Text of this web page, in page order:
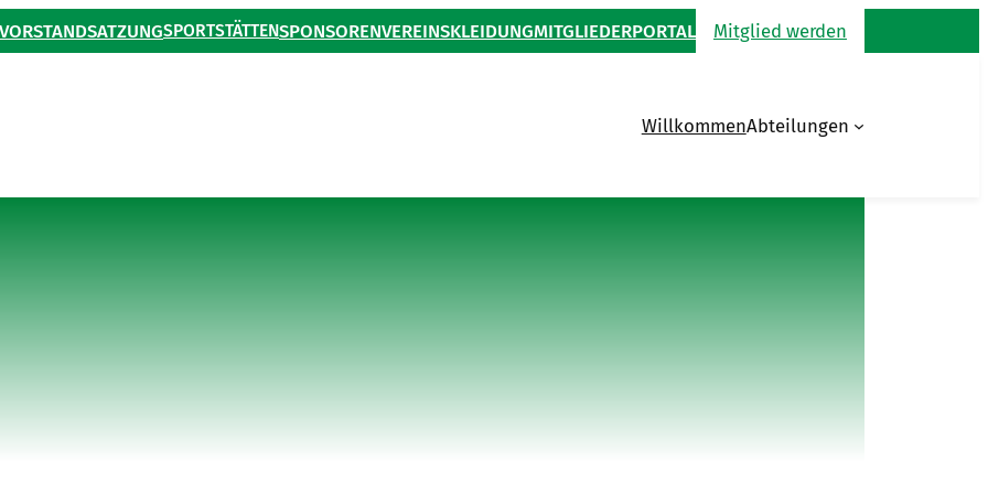
VORSTANDSATZUNGSPORTSTÄTTENSPONSORENVEREINSKLEIDUNGMITGLIEDERPORTAL Mitglied werden
WillkommenAbteilungen